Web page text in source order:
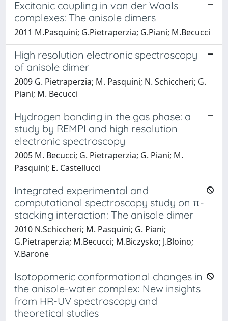
Excitonic coupling in van der Waals
complexes: The anisole dimers
2011 M.Pasquini; G.Pietraperzia; G.Piani; M.Becucci
High resolution electronic spectroscopy
of anisole dimer
2009 G. Pietraperzia; M. Pasquini; N. Schiccheri; G.
Piani; M. Becucci
Hydrogen bonding in the gas phase: a
study by REMPI and high resolution
electronic spectroscopy
2005 M. Becucci; G. Pietraperzia; G. Piani; M.
Pasquini; E. Castellucci
Integrated experimental and
computational spectroscopy study on π-
stacking interaction: The anisole dimer
2010 N.Schiccheri; M. Pasquini; G. Piani;
G.Pietraperzia; M.Becucci; M.Biczysko; J.Bloino;
V.Barone
Isotopomeric conformational changes in
the anisole-water complex: New insights
from HR-UV spectroscopy and
theoretical studies